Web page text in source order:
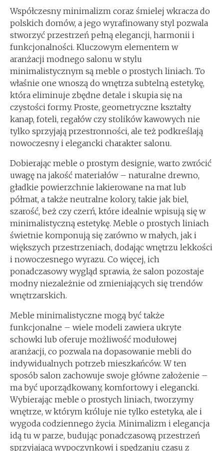
Współczesny minimalizm coraz śmielej wkracza do
polskich domów, a jego wyrafinowany styl pozwala
stworzyć przestrzeń pełną elegancji, harmonii i
funkcjonalności. Kluczowym elementem w
aranżacji modnego salonu w stylu
minimalistycznym są meble o prostych liniach. To
właśnie one wnoszą do wnętrza subtelną estetykę,
która eliminuje zbędne detale i skupia się na
czystości formy. Proste, geometryczne kształty
kanap, foteli, regałów czy stolików kawowych nie
tylko sprzyjają przestronności, ale też podkreślają
nowoczesny i elegancki charakter salonu.
Dobierając meble o prostym designie, warto zwrócić
uwagę na jakość materiałów – naturalne drewno,
gładkie powierzchnie lakierowane na mat lub
półmat, a także neutralne kolory, takie jak biel,
szarość, beż czy czerń, które idealnie wpisują się w
minimalistyczną estetykę. Meble o prostych liniach
świetnie komponują się zarówno w małych, jak i
większych przestrzeniach, dodając wnętrzu lekkości
i nowoczesnego wyrazu. Co więcej, ich
ponadczasowy wygląd sprawia, że salon pozostaje
modny niezależnie od zmieniających się trendów
wnętrzarskich.
Meble minimalistyczne mogą być także
funkcjonalne – wiele modeli zawiera ukryte
schowki lub oferuje możliwość modułowej
aranżacji, co pozwala na dopasowanie mebli do
indywidualnych potrzeb mieszkańców. W ten
sposób salon zachowuje swoje główne założenie –
ma być uporządkowany, komfortowy i elegancki.
Wybierając meble o prostych liniach, tworzymy
wnętrze, w którym króluje nie tylko estetyka, ale i
wygoda codziennego życia. Minimalizm i elegancja
idą tu w parze, budując ponadczasową przestrzeń
sprzyjającą wypoczynkowi i spędzaniu czasu z